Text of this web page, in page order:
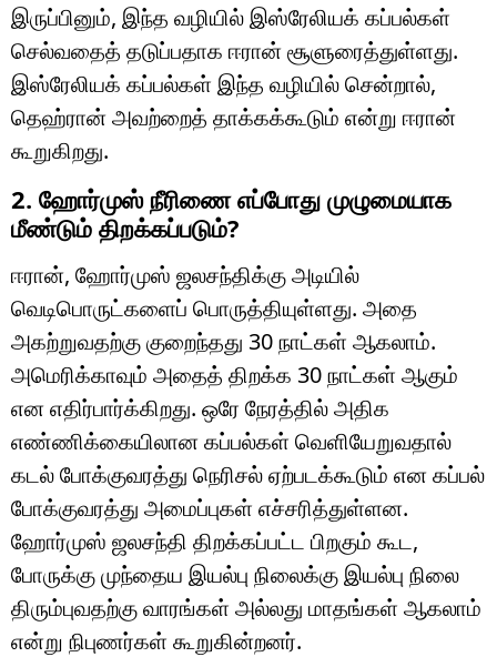
இருப்பினும், இந்த வழியில் இஸ்ரேலியக் கப்பல்கள்
செல்வதைத் தடுப்பதாக ஈரான் சூளுரைத்துள்ளது.
இஸ்ரேலியக் கப்பல்கள் இந்த வழியில் சென்றால்,
தெஹ்ரான் அவற்றைத் தாக்கக்கூடும் என்று ஈரான்
கூறுகிறது.
2. ஹோர்முஸ் நீரிணை எப்போது முழுமையாக
மீண்டும் திறக்கப்படும்?
ஈரான், ஹோர்முஸ் ஜலசந்திக்கு அடியில்
வெடிபொருட்களைப் பொருத்தியுள்ளது. அதை
அகற்றுவதற்கு குறைந்தது 30 நாட்கள் ஆகலாம்.
அமெரிக்காவும் அதைத் திறக்க 30 நாட்கள் ஆகும்
என எதிர்பார்க்கிறது. ஒரே நேரத்தில் அதிக
எண்ணிக்கையிலான கப்பல்கள் வெளியேறுவதால்
கடல் போக்குவரத்து நெரிசல் ஏற்படக்கூடும் என கப்பல்
போக்குவரத்து அமைப்புகள் எச்சரித்துள்ளன.
ஹோர்முஸ் ஜலசந்தி திறக்கப்பட்ட பிறகும் கூட,
போருக்கு முந்தைய இயல்பு நிலைக்கு இயல்பு நிலை
திரும்புவதற்கு வாரங்கள் அல்லது மாதங்கள் ஆகலாம்
என்று நிபுணர்கள் கூறுகின்றனர்.